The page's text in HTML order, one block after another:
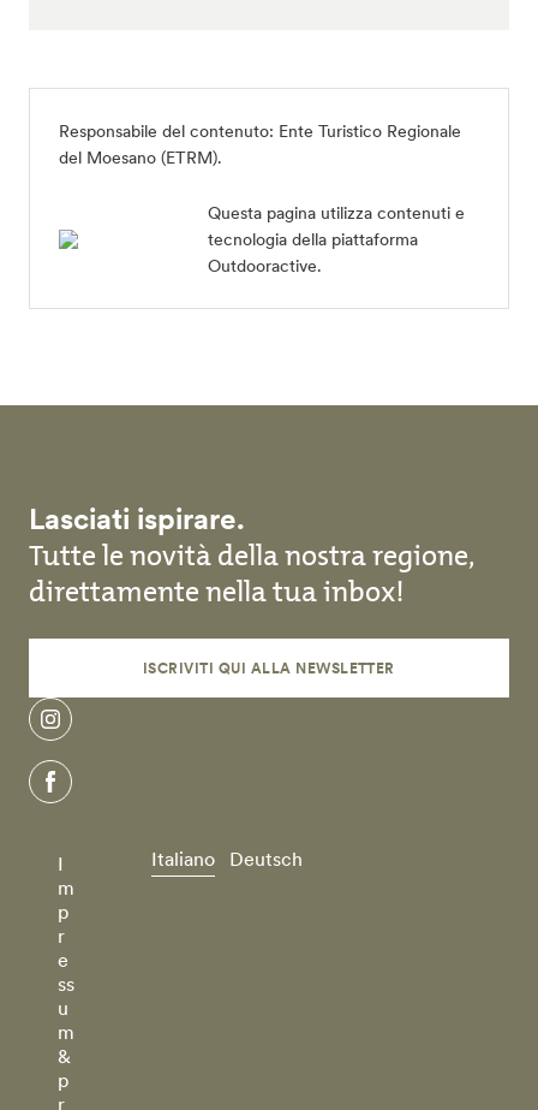
Responsabile del contenuto: Ente Turistico Regionale
del Moesano (ETRM).
Questa pagina utilizza contenuti e
tecnologia della piattaforma
Outdooractive.
Lasciati ispirare.
Tutte le novità della nostra regione,
direttamente nella tua inbox!
ISCRIVITI QUI ALLA NEWSLETTER
instagram
facebook
I
m
p
r
e
ss
u
m
&
p
r
Italiano Deutsch